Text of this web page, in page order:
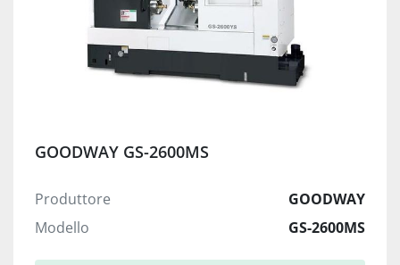
GOODWAY GS-2600MS
Produttore
GOODWAY
Modello
GS-2600MS